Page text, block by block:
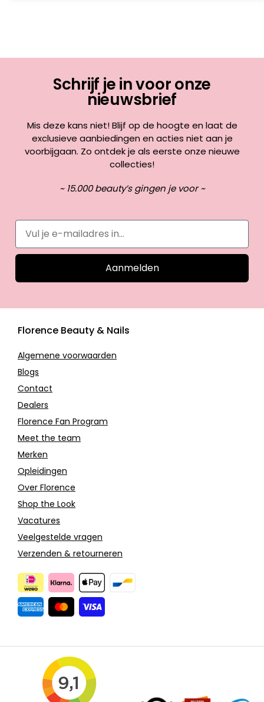
Schrijf je in voor onze
nieuwsbrief
Mis deze kans niet! Blijf op de hoogte en laat de
exclusieve aanbiedingen en acties niet aan je
voorbijgaan. Zo ontdek je als eerste onze nieuwe
collecties!
~ 15.000 beauty’s gingen je voor ~
Aanmelden
Florence Beauty & Nails
Algemene voorwaarden
Blogs
Contact
Dealers
Florence Fan Program
Meet the team
Merken
Opleidingen
Over Florence
Shop the Look
Vacatures
Veelgestelde vragen
Verzenden & retourneren